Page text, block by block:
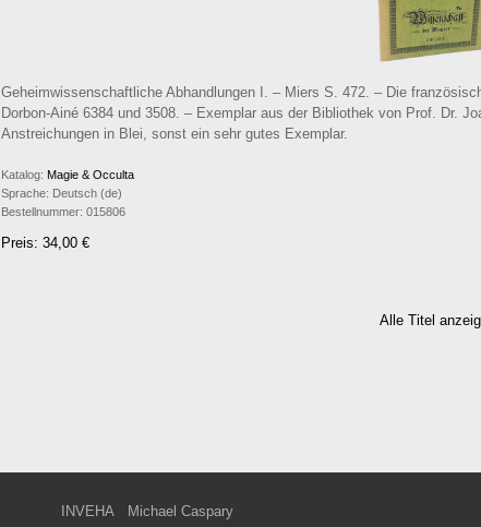
Geheimwissenschaftliche Abhandlungen I. – Miers S. 472. – Die
Dorbon-Ainé 6384 und 3508. – Exemplar aus der Bibliothek von Prof. Dr.
Anstreichungen in Blei, sonst ein sehr gutes Exemplar.
Katalog: Magie & Occulta
Sprache: Deutsch (de)
Bestellnummer: 015806
Preis: 34,00 €
Alle Titel
INVEHA
Michael Caspary